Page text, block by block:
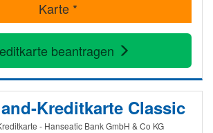
Karte *
beantragen
Kreditkarte Classic
- Hanseatic Bank GmbH & Co KG